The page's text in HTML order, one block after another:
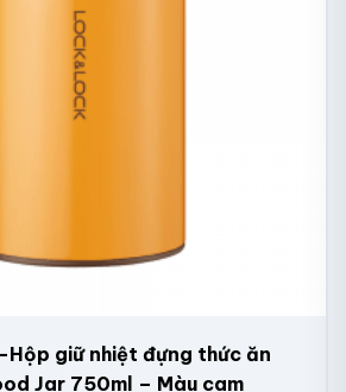
Hộp giữ nhiệt đựng thức ăn
Jar 750ml – Màu cam